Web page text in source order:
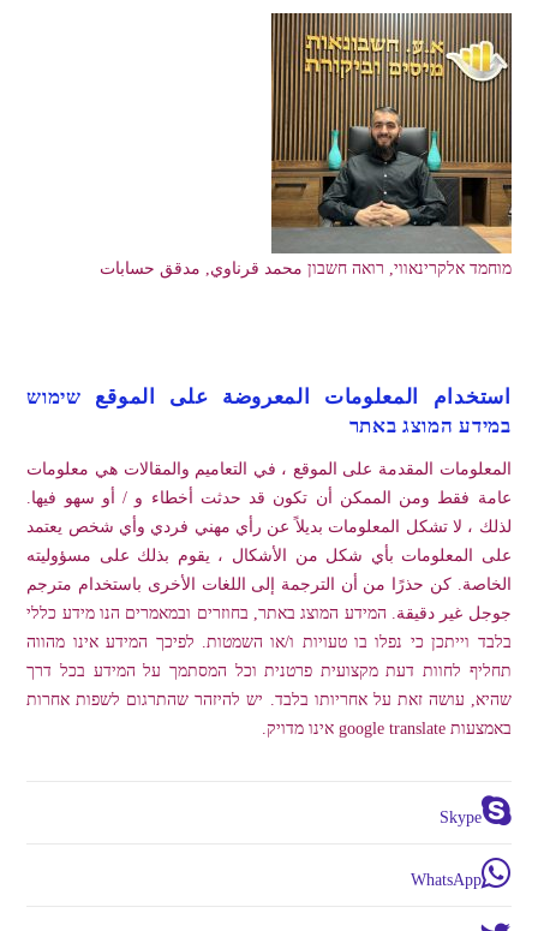
מוחמד אלקרינאווי, רואה חשבון محمد قرناوي, مدقق حسابات
استخدام المعلومات المعروضة على الموقع שימוש
במידע המוצג באתר
المعلومات المقدمة على الموقع ، في التعاميم والمقالات هي معلومات
عامة فقط ومن الممكن أن تكون قد حدثت أخطاء و / أو سهو فيها.
لذلك ، لا تشكل المعلومات بديلاً عن رأي مهني فردي وأي شخص يعتمد
على المعلومات بأي شكل من الأشكال ، يقوم بذلك على مسؤوليته
الخاصة. كن حذرًا من أن الترجمة إلى اللغات الأخرى باستخدام مترجم
جوجل غير دقيقة. המידע המוצג באתר, בחוזרים ובמאמרים הנו מידע כללי
בלבד וייתכן כי נפלו בו טעויות ו/או השמטות. לפיכך המידע אינו מהווה
תחליף לחוות דעת מקצועית פרטנית וכל המסתמך על המידע בכל דרך
שהיא, עושה זאת על אחריותו בלבד. יש להיזהר שהתרגום לשפות אחרות
באמצעות google translate אינו מדויק.
Skype
WhatsApp